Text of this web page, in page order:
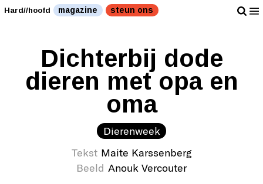
Hard//hoofd magazine steun ons
Dichterbij dode
dieren met opa en
oma
Dierenweek
Tekst Maite Karssenberg
Beeld Anouk Vercouter